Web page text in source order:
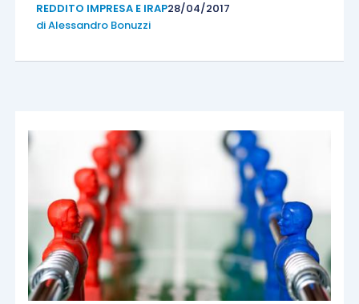
REDDITO IMPRESA E IRAP28/04/2017
diAlessandro Bonuzzi